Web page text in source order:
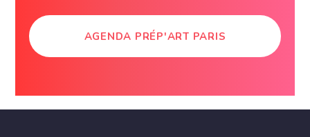
AGENDA PRÉP'ART PARIS